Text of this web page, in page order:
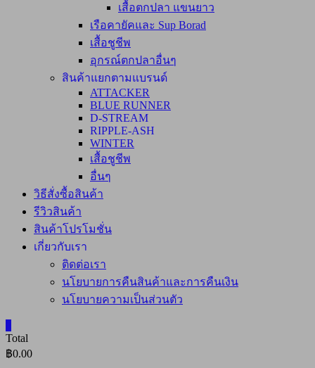
เสื้อตกปลา แขนยาว
เรือคายัคและ Sup Borad
เสื้อชูชีพ
อุกรณ์ตกปลาอื่นๆ
สินค้าแยกตามแบรนด์
ATTACKER
BLUE RUNNER
D-STREAM
RIPPLE-ASH
WINTER
เสื้อชูชีพ
อื่นๆ
วิธีสั่งซื้อสินค้า
รีวิวสินค้า
สินค้าโปรโมชั่น
เกี่ยวกับเรา
ติดต่อเรา
นโยบายการคืนสินค้าและการคืนเงิน
นโยบายความเป็นส่วนตัว
Total
฿0.00